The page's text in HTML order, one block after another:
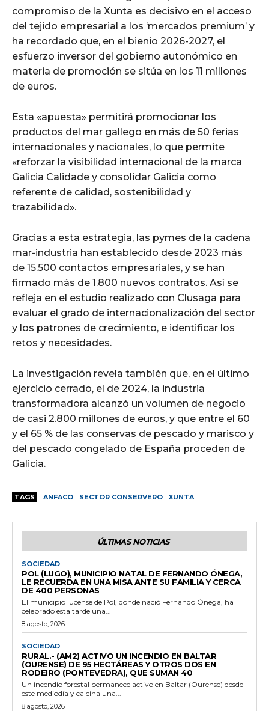
compromiso de la Xunta es decisivo en el acceso
del tejido empresarial a los ‘mercados premium’ y
ha recordado que, en el bienio 2026-2027, el
esfuerzo inversor del gobierno autonómico en
materia de promoción se sitúa en los 11 millones
de euros.
Esta «apuesta» permitirá promocionar los
productos del mar gallego en más de 50 ferias
internacionales y nacionales, lo que permite
«reforzar la visibilidad internacional de la marca
Galicia Calidade y consolidar Galicia como
referente de calidad, sostenibilidad y
trazabilidad».
Gracias a esta estrategia, las pymes de la cadena
mar-industria han establecido desde 2023 más
de 15.500 contactos empresariales, y se han
firmado más de 1.800 nuevos contratos. Así se
refleja en el estudio realizado con Clusaga para
evaluar el grado de internacionalización del sector
y los patrones de crecimiento, e identificar los
retos y necesidades.
La investigación revela también que, en el último
ejercicio cerrado, el de 2024, la industria
transformadora alcanzó un volumen de negocio
de casi 2.800 millones de euros, y que entre el 60
y el 65 % de las conservas de pescado y marisco y
del pescado congelado de España proceden de
Galicia.
TAGS ANFACO SECTOR CONSERVERO XUNTA
ÚLTIMAS NOTICIAS
SOCIEDAD
POL (LUGO), MUNICIPIO NATAL DE FERNANDO ÓNEGA,
LE RECUERDA EN UNA MISA ANTE SU FAMILIA Y CERCA
DE 400 PERSONAS
El municipio lucense de Pol, donde nació Fernando Ónega, ha
celebrado esta tarde una...
8 agosto, 2026
SOCIEDAD
RURAL.- (AM2) ACTIVO UN INCENDIO EN BALTAR
(OURENSE) DE 95 HECTÁREAS Y OTROS DOS EN
RODEIRO (PONTEVEDRA), QUE SUMAN 40
Un incendio forestal permanece activo en Baltar (Ourense) desde
este mediodía y calcina una...
8 agosto, 2026